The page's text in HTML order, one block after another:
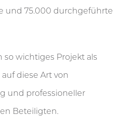
und 75.000 durchgeführte
so wichtiges Projekt als
diese Art von
und professioneller
Beteiligten.